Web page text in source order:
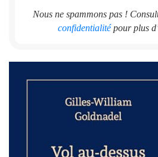
Nous ne spammons pas !
confidentialitépour plus